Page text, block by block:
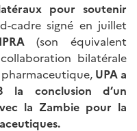
pour soutenir
cadre signé en juillet
(son équivalent
bilatérale
UPA a
la conclusion d’un
la Zambie pour la